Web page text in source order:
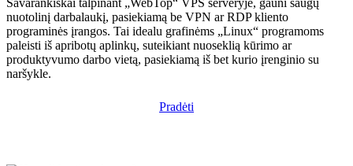
nuotolinį darbalaukį, pasiekiamą be VPN ar RDP kliento
programinės įrangos. Tai idealu grafinėms „Linux“ programoms
paleisti iš apribotų aplinkų, suteikiant nuoseklią kūrimo ar
produktyvumo darbo vietą, pasiekiamą iš bet kurio įrenginio su
naršykle.
Pradėti